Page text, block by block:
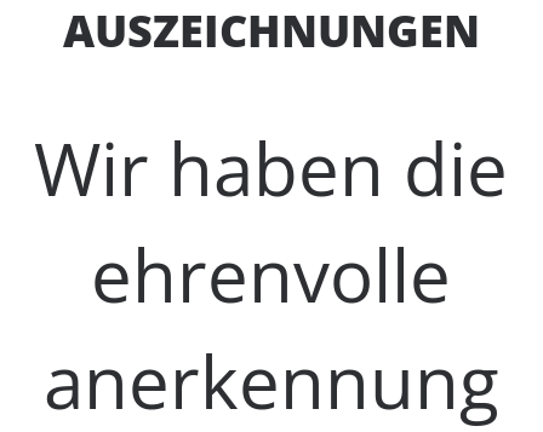
AUSZEICHNUNGEN
Wir haben die
ehrenvolle
anerkennung